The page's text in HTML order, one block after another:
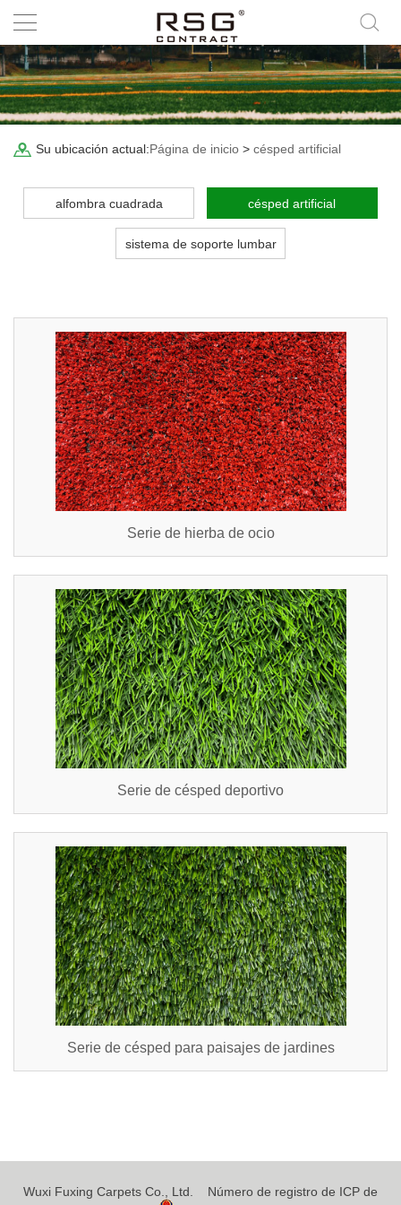
Su ubicación actual:Página de inicio > césped artificial
alfombra cuadrada césped artificial
sistema de soporte lumbar
Serie de hierba de ocio
Serie de césped deportivo
Serie de césped para paisajes de jardines
Wuxi Fuxing Carpets Co., Ltd. Número de registro de ICP de